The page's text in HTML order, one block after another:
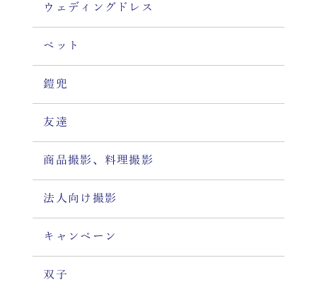
ウェディングドレス
ペット
鎧兜
友達
商品撮影、料理撮影
法人向け撮影
キャンペーン
双子